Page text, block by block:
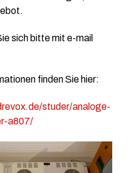
sich bitte mit e-mail
finden Sie hier:
studer/analoge-
a807/